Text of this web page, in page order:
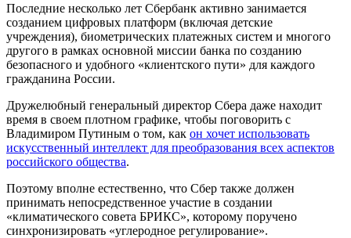
Последние несколько лет Сбербанк активно занимается
созданием цифровых платформ (включая детские
учреждения), биометрических платежных систем и многого
другого в рамках основной миссии банка по созданию
безопасного и удобного «клиентского пути» для каждого
гражданина России.
Дружелюбный генеральный директор Сбера даже находит
время в своем плотном графике, чтобы поговорить с
Владимиром Путиным о том, как он хочет использовать
искусственный интеллект для преобразования всех аспектов
российского общества.
Поэтому вполне естественно, что Сбер также должен
принимать непосредственное участие в создании
«климатического совета БРИКС», которому поручено
синхронизировать «углеродное регулирование».